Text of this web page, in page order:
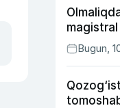
Bugun,